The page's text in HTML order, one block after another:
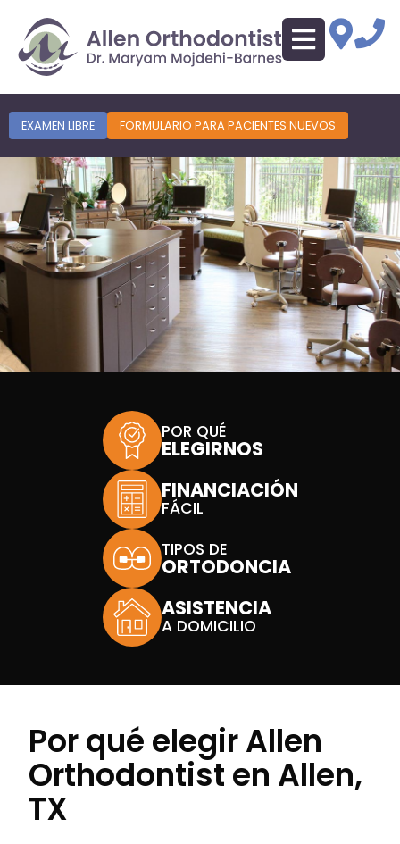
EXAMEN LIBRE FORMULARIO PARA PACIENTES NUEVOS
POR QUÉ
ELEGIRNOS
FINANCIACIÓN
FÁCIL
TIPOS DE
ORTODONCIA
ASISTENCIA
A DOMICILIO
Por qué elegir Allen
Orthodontist en Allen,
TX